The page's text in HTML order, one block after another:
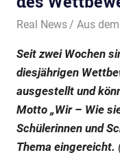
24. Juli 2023
Real News Aus
Seit zwei Wochen
diesjährigen
ausgestellt und
Motto „Wir – Wie
Schülerinnen und
Thema eingereicht.